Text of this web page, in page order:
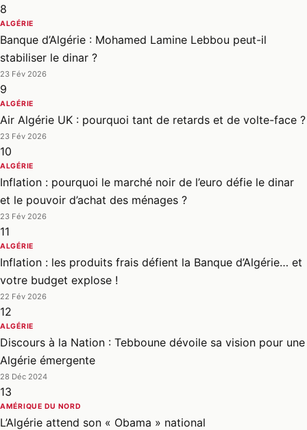
8
ALGÉRIE
Banque d’Algérie : Mohamed Lamine Lebbou peut-il
stabiliser le dinar ?
23 Fév 2026
9
ALGÉRIE
Air Algérie UK : pourquoi tant de retards et de volte-face ?
23 Fév 2026
10
ALGÉRIE
Inflation : pourquoi le marché noir de l’euro défie le dinar
et le pouvoir d’achat des ménages ?
23 Fév 2026
11
ALGÉRIE
Inflation : les produits frais défient la Banque d’Algérie… et
votre budget explose !
22 Fév 2026
12
ALGÉRIE
Discours à la Nation : Tebboune dévoile sa vision pour une
Algérie émergente
28 Déc 2024
13
AMÉRIQUE DU NORD
L’Algérie attend son « Obama » national